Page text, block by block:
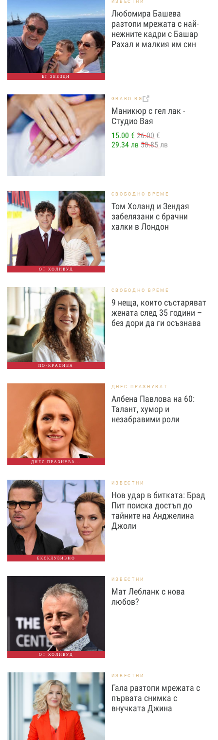
БГ ЗВЕЗДИ
Любомира Башева
разтопи мрежата с най-
нежните кадри с Башар
Рахал и малкия им син
GRABO.BG
Маникюр с гел лак -
Студио Вая
15.00 € 26.00 €
29.34 лв 50.85 лв
ОТ ХОЛИВУД
СВОБОДНО ВРЕМЕ
Том Холанд и Зендая
забелязани с брачни
халки в Лондон
ПО-КРАСИВА
СВОБОДНО ВРЕМЕ
9 неща, които състаряват
жената след 35 години –
без дори да ги осъзнава
ДНЕС ПРАЗНУВА...
ДНЕС ПРАЗНУВАТ
Албена Павлова на 60:
Талант, хумор и
незабравими роли
ЕКСКЛУЗИВНО
ИЗВЕСТНИ
Нов удар в битката: Брад
Пит поиска достъп до
тайните на Анджелина
Джоли
ОТ ХОЛИВУД
ИЗВЕСТНИ
Мат Лебланк с нова
любов?
ИЗВЕСТНИ
Гала разтопи мрежата с
първата снимка с
внучката Джина